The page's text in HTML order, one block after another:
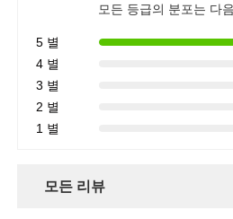
모든 등급의 분포는 다
5 별
4 별
3 별
2 별
1 별
모든 리뷰